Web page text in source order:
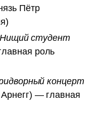
Пётр
Нищий студент
роль
концерт
— главная